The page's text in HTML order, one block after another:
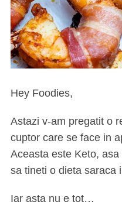
Hey Foodies,
Astazi v-am pregatit o
cuptor care se face in
Aceasta este Keto,
sa tineti o dieta saraca
Iar asta nu e tot…